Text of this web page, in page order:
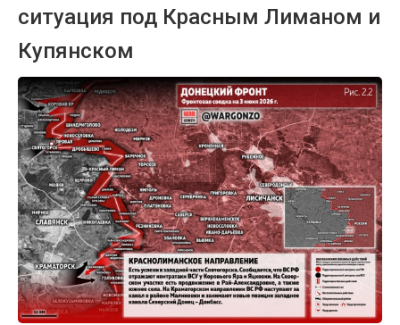
ситуация под Красным Лиманом и
Купянском